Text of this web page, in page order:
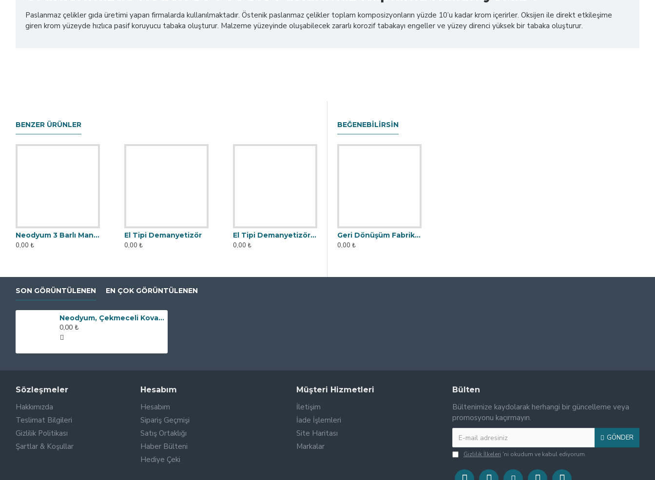
Paslanmaz çelikler gıda üretimi yapan firmalarda kullanılmaktadır. Östenik paslanmaz çelikler toplam komposizyonların yüzde 10’u kadar krom içerirler. Oksijen ile direkt etkileşime
giren krom yüzeyde hızlıca pasif koruyucu tabaka oluşturur. Malzeme yüzeyinde oluşabilecek zararlı korozif tabakayı engeller ve yüzey direnci yüksek bir tabaka oluşturur.
BENZER ÜRÜNLER
Neodyum 3 Barlı Manyetik Elek Mıknatıs Seperatör
0,00 ₺
El Tipi Demanyetizör
0,00 ₺
El Tipi Demanyetizör (20x15 cm)
0,00 ₺
Bunkerli İlaç Fabrikasına Çekmeceli Elek Mıknatıs - Özel Tasarım
0,00 ₺
BEĞENEBILIRSIN
Geri Dönüşüm Fabrikası İçin Kolay Temizlenebilir Neodyum Elek Mıknatıs
0,00 ₺
SON GÖRÜNTÜLENEN EN ÇOK GÖRÜNTÜLENEN
Neodyum, Çekmeceli Kovan Tipi Elek Mıknatıs
0,00 ₺
Sözleşmeler
Hakkımızda
Teslimat Bilgileri
Gizlilik Politikası
Şartlar & Koşullar
Hesabım
Hesabım
Sipariş Geçmişi
Satış Ortaklığı
Haber Bülteni
Hediye Çeki
Müşteri Hizmetleri
İletişim
İade İşlemleri
Site Haritası
Markalar
Bülten
Bültenimize kaydolarak herhangi bir güncelleme veya
promosyonu kaçırmayın.
GÖNDER
Gizlilik İlkeleri 'ni okudum ve kabul ediyorum.